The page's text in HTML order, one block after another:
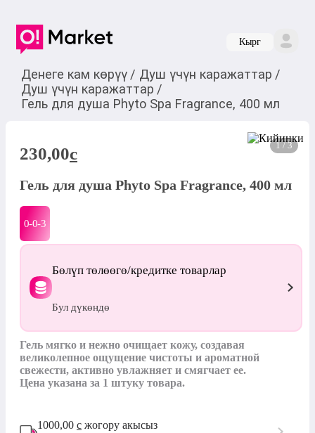
Кырг
Денеге кам көрүү / Душ үчүн каражаттар /
Душ үчүн каражаттар /
Гель для душа Phyto Spa Fragrance, 400 мл
1 / 3
230,00c
Гель для душа Phyto Spa Fragrance, 400 мл
0-0-3
Бөлүп төлөөгө/кредитке товарлар
Бул дүкөндө
Гель мягко и нежно очищает кожу, создавая
великолепное ощущение чистоты и ароматной
свежести, активно увлажняет и смягчает ее.
Цена указана за 1 штуку товара.
1000,00 с жогору акысыз